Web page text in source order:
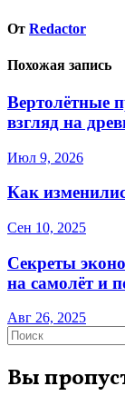
От Redactor
Похожая запись
Вертолётные
взгляд на
Июл 9, 2026
Как
Сен 10, 2025
Секреты
на самолёт и
Авг 26, 2025
Вы